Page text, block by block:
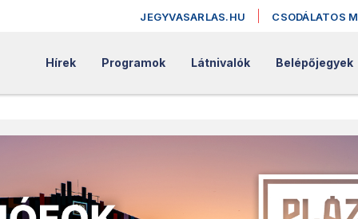
JEGYVASARLAS.HU CSODÁLATOS
Hírek Programok Látnivalók Belépőjegyek